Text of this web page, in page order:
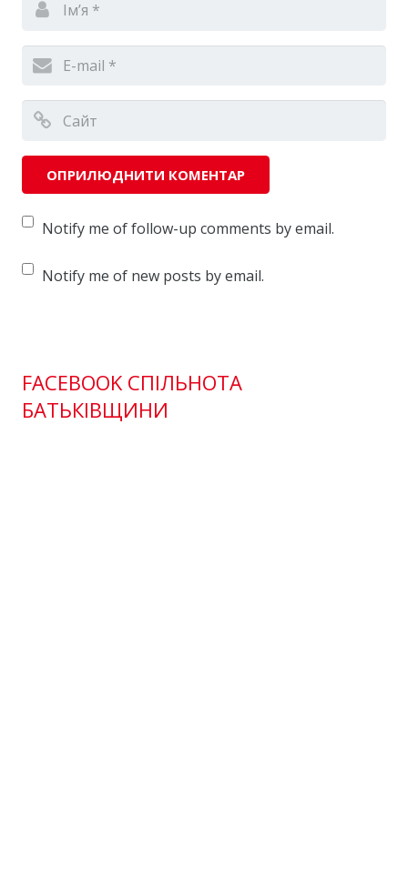
Notify me of follow-up comments by email.
Notify me of new posts by email.
FACEBOOK СПІЛЬНОТА
БАТЬКІВЩИНИ